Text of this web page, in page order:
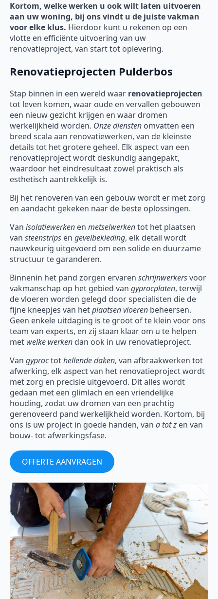
Kortom, welke werken u ook wilt laten uitvoeren
aan uw woning, bij ons vindt u de juiste vakman
voor elke klus. Hierdoor kunt u rekenen op een
vlotte en efficiënte uitvoering van uw
renovatieproject, van start tot oplevering.
Renovatieprojecten Pulderbos
Stap binnen in een wereld waar renovatieprojecten
tot leven komen, waar oude en vervallen gebouwen
een nieuw gezicht krijgen en waar dromen
werkelijkheid worden. Onze diensten omvatten een
breed scala aan renovatiewerken, van de kleinste
details tot het grotere geheel. Elk aspect van een
renovatieproject wordt deskundig aangepakt,
waardoor het eindresultaat zowel praktisch als
esthetisch aantrekkelijk is.
Bij het renoveren van een gebouw wordt er met zorg
en aandacht gekeken naar de beste oplossingen.
Van isolatiewerken en metselwerkentot het plaatsen
van steenstrips en gevelbekleding, elk detail wordt
nauwkeurig uitgevoerd om een solide en duurzame
structuur te garanderen.
Binnenin het pand zorgen ervaren schrijnwerkersvoor
vakmanschap op het gebied van gyprocplaten, terwijl
de vloeren worden gelegd door specialisten die de
fijne kneepjes van hetplaatsen vloeren beheersen.
Geen enkele uitdaging is te groot of te klein voor ons
team van experts, en zij staan klaar om u te helpen
met welke werken dan ook in uw renovatieproject.
Van gyproctothellende daken, van afbraakwerken tot
afwerking, elk aspect van het renovatieproject wordt
met zorg en precisie uitgevoerd. Dit alles wordt
gedaan met een glimlach en een vriendelijke
houding, zodat uw dromen van een prachtig
gerenoveerd pand werkelijkheid worden. Kortom, bij
ons is uw project in goede handen, van a tot z en van
bouw- tot afwerkingsfase.
OFFERTE AANVRAGEN